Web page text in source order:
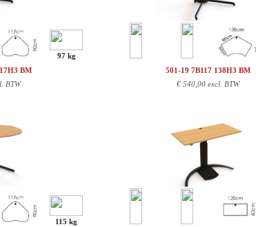
97 kg
BM
BTW
501-19 7B117 138H3 BM
€ 540,00 excl. BTW
115 kg